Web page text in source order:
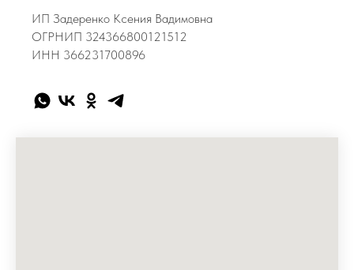
ИП Задеренко Ксения Вадимовна
ОГРНИП 324366800121512
ИНН 366231700896